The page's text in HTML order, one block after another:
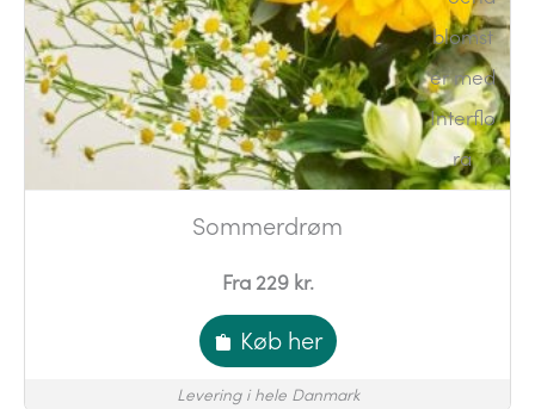
Sommerdrøm
Fra 229 kr.
Køb her
Levering i hele Danmark